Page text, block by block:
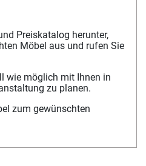
Preiskatalog herunter,
Möbel aus und rufen Sie
wie möglich mit Ihnen in
zu planen.
zum gewünschten